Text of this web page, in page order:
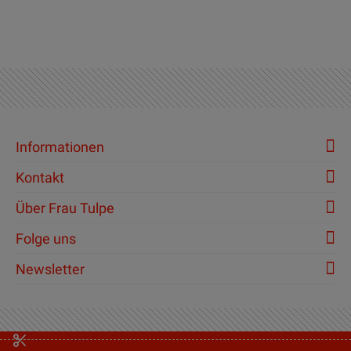
Informationen
Kontakt
Über Frau Tulpe
Folge uns
Newsletter